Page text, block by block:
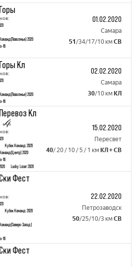
2020
16
01.02.2020
Самара
51 /34/17/10 км СВ
Кл
2020
16
02.02.2020
Самара
30/10 км КЛ
Кл
Кубок Команд 2020
2020
16
Lucky Loser 2020
15.02.2020
Пересвет
40/ 20 / 10 / 5 / 1 км КЛ + CВ
Фест
Кубок Команд 2020
Запад)
16
22.02.2020
Петрозаводск
50/25/10/3 км СВ
Фест